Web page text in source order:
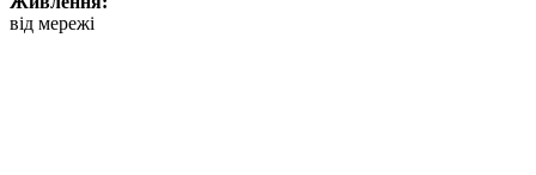
від мережі